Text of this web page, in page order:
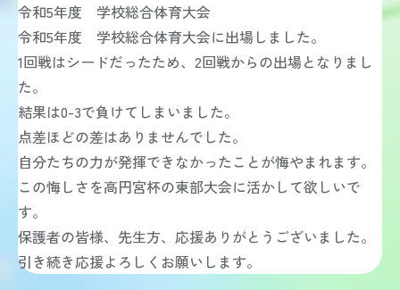
教育理念
学校概要
施設・制服・学校紹介動画
安全対策・健康管理
学校評価・財務状況
教育内容
教育内容 TOP
教育方針
学習内容
獨協コース
国際教育・語学教育
中学 総合学習
ICT教育
図書館
教員メッセージ
学校生活
令和5年度 学校総合体育大会
令和5年度 学校総合体育大会に出場しました。
1回戦はシードだったため、2回戦からの出場となりまし
た。
結果は0-3で負けてしまいました。
点差ほどの差はありませんでした。
自分たちの力が発揮できなかったことが悔やまれます。
この悔しさを高円宮杯の東部大会に活かして欲しいで
す。
保護者の皆様、先生方、応援ありがとうございました。
引き続き応援よろしくお願いします。